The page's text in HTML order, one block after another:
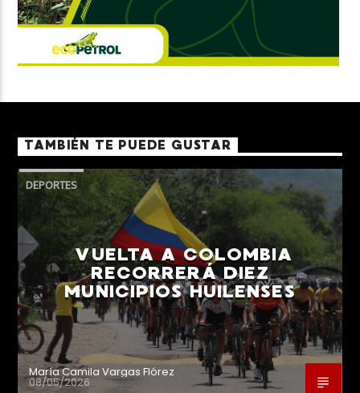
TAMBIÉN TE PUEDE GUSTAR
DEPORTES
VUELTA A COLOMBIA
RECORRERÁ DIEZ
MUNICIPIOS HUILENSES
María Camila Vargas Flórez
08/05/2026